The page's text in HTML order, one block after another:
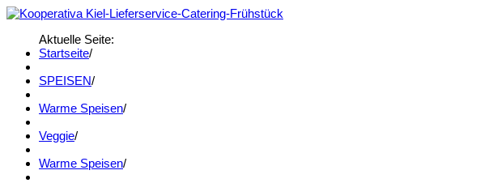
Aktuelle Seite:
Startseite/
SPEISEN/
Warme Speisen/
Veggie/
Warme Speisen/